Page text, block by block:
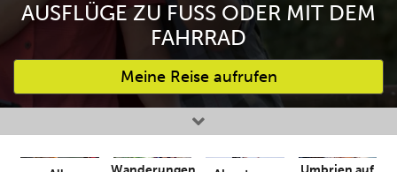
AUSFLÜGE ZU FUSS ODER MIT DEM F
AHRRAD
Meine Reise aufrufen
Bevorzugte Aktivitäten